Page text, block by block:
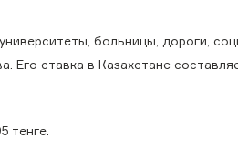
больницы, дороги,
Его ставка в Казахстане
тенге.